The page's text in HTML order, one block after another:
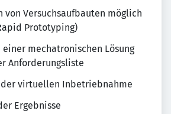
von Versuchsaufbauten möglich
Prototyping)
mechatronischen Lösung
Anforderungsliste
virtuellen Inbetriebnahme
Ergebnisse